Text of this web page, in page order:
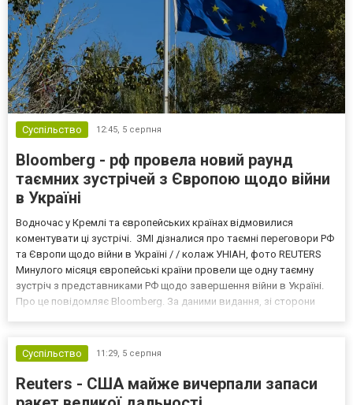
Суспільство 12:45, 5 серпня
Bloomberg - рф провела новий раунд
таємних зустрічей з Європою щодо війни
в Україні
Водночас у Кремлі та європейських країнах відмовилися
коментувати ці зустрічі. ЗМІ дізналися про таємні переговори РФ
та Європи щодо війни в Україні / / колаж УНІАН, фото REUTERS
Минулого місяця європейські країни провели ще одну таємну
зустріч з представниками РФ щодо завершення війни в Україні.
Про це повідомляє Bloomberg. За даними видання, зі сторони
Суспільство
11:29, 5 серпня
Reuters - США майже вичерпали запаси